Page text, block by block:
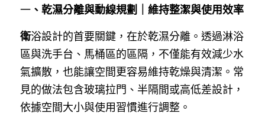
一 、乾濕分離與動線規劃｜維持整潔與使用效率
衛浴設計的首要關鍵，在於乾濕分離。透過淋浴
區與洗手台、馬桶區的區隔，不僅能有效減少水
氣擴散，也能讓空間更容易維持乾燥與清潔。常
見的做法包含玻璃拉門、半隔間或高低差設計，
依據空間大小與使用習慣進行調整。